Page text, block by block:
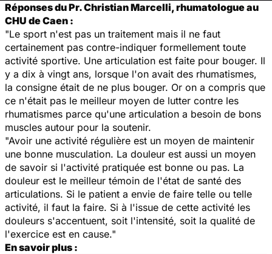
Réponses du Pr. Christian Marcelli, rhumatologue au
CHU de Caen :
"Le sport n'est pas un traitement mais il ne faut
certainement pas contre-indiquer formellement toute
activité sportive. Une articulation est faite pour bouger. Il
y a dix à vingt ans, lorsque l'on avait des rhumatismes,
la consigne était de ne plus bouger. Or on a compris que
ce n'était pas le meilleur moyen de lutter contre les
rhumatismes parce qu'une articulation a besoin de bons
muscles autour pour la soutenir.
"Avoir une activité régulière est un moyen de maintenir
une bonne musculation. La douleur est aussi un moyen
de savoir si l'activité pratiquée est bonne ou pas. La
douleur est le meilleur témoin de l'état de santé des
articulations. Si le patient a envie de faire telle ou telle
activité, il faut la faire. Si à l'issue de cette activité les
douleurs s'accentuent, soit l'intensité, soit la qualité de
l'exercice est en cause."
En savoir plus :